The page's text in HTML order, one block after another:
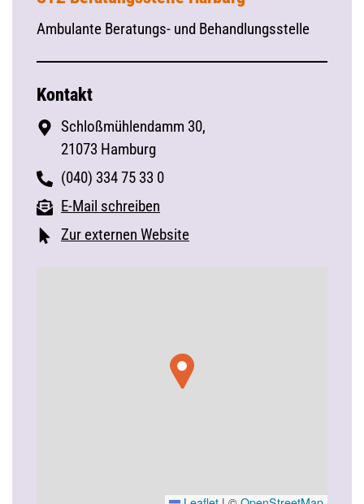
Ambulante Beratungs- und Behandlungsstelle
Kontakt
Schloßmühlendamm 30,
21073 Hamburg
(040) 334 75 33 0
E-Mail schreiben
Zur externen Website